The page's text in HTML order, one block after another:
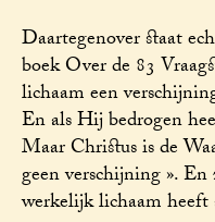
Daartegenover staat
boek Over de 83
lichaam een
En als Hij bedrogen
Maar Christus is de
geen verschijning ».
werkelijk lichaam heeft